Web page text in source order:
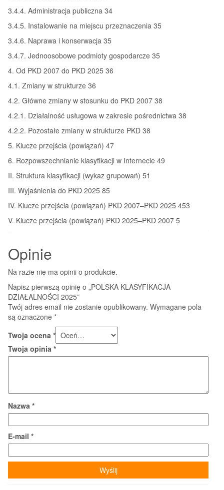
3.4.4. Administracja publiczna 34
3.4.5. Instalowanie na miejscu przeznaczenia 35
3.4.6. Naprawa i konserwacja 35
3.4.7. Jednoosobowe podmioty gospodarcze 35
4. Od PKD 2007 do PKD 2025 36
4.1. Zmiany w strukturze 36
4.2. Główne zmiany w stosunku do PKD 2007 38
4.2.1. Działalność usługowa w zakresie pośrednictwa 38
4.2.2. Pozostałe zmiany w strukturze PKD 38
5. Klucze przejścia (powiązań) 47
6. Rozpowszechnianie klasyfikacji w Internecie 49
II. Struktura klasyfikacji (wykaz grupowań) 51
III. Wyjaśnienia do PKD 2025 85
IV. Klucze przejścia (powiązań) PKD 2007–PKD 2025 453
V. Klucze przejścia (powiązań) PKD 2025–PKD 2007 5
Opinie
Na razie nie ma opinii o produkcie.
Napisz pierwszą opinię o „POLSKA KLASYFIKACJA
DZIAŁALNOŚCI 2025”
Twój adres email nie zostanie opublikowany. Wymagane pola
są oznaczone *
Twoja ocena *
Twoja opinia *
Nazwa *
E-mail *